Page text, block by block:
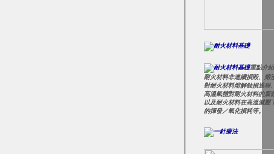
重點介紹
耐火材料非連續損毀、熔
對耐火材料熔解蝕損過程
高溫氣體對耐火材料的腐
以及耐火材料在高溫減壓
的揮發／氧化損耗等。